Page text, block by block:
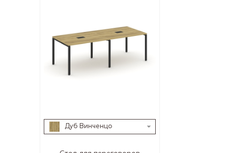
Дуб Винченцо